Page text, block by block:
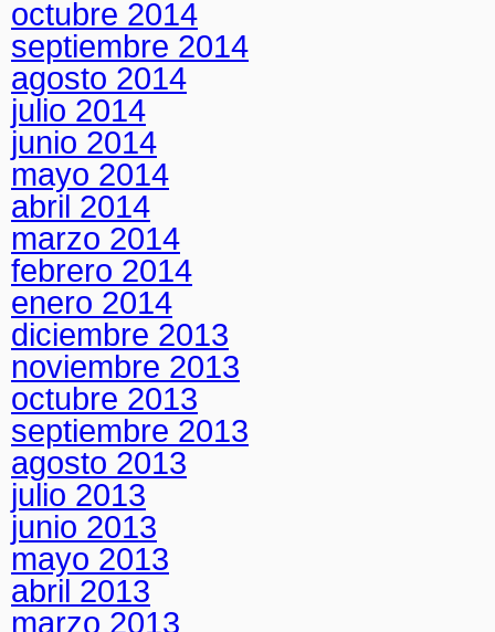
octubre 2014
septiembre 2014
agosto 2014
julio 2014
junio 2014
mayo 2014
abril 2014
marzo 2014
febrero 2014
enero 2014
diciembre 2013
noviembre 2013
octubre 2013
septiembre 2013
agosto 2013
julio 2013
junio 2013
mayo 2013
abril 2013
marzo 2013